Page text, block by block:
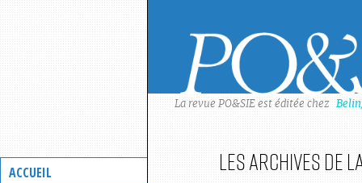
ACCUEIL
La revue PO&SIE est éditée chez
Les archives de